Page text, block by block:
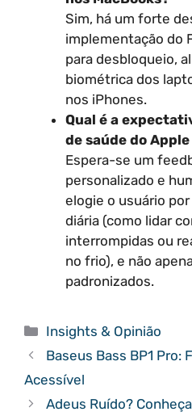
Sim, há um forte
implementação do
para desbloqueio,
biométrica dos
nos iPhones.
Qual é a
de saúde do
Espera-se um
personalizado e
elogie o usuário
diária (como lidar
interrompidas ou
no frio), e não
padronizados.
Categorias
Insights & Opinião
Baseus Bass BP1 Pro:
Acessível
Adeus Ruído?